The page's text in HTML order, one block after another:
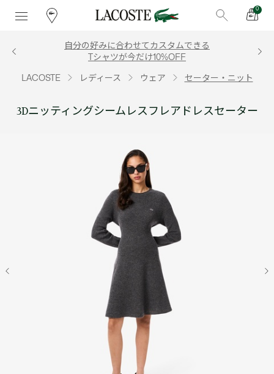
0
自分の好みに合わせてカスタムできる
Tシャツが今だけ10%OFF
LACOSTE レディース ウェア セーター・ニット
3Dニッティングシームレスフレアドレスセーター